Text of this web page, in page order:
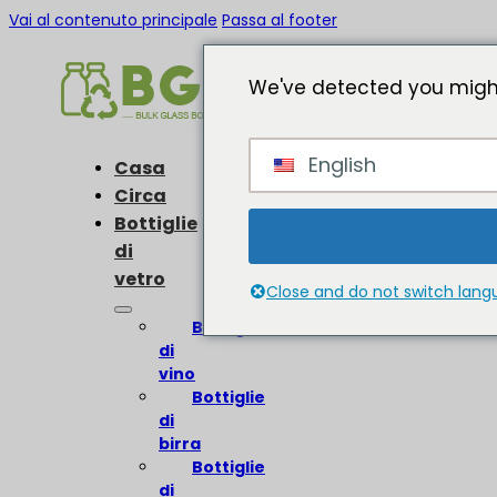
Vai al contenuto principale Passa al footer
Casa
Circa
Bottiglie
di
vetro
Bottiglie
di
vino
Bottiglie
di
birra
Bottiglie
di
We've detected you
English
Close and do not switch